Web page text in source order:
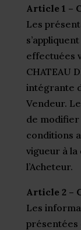
Article 1 –
Les
effectuées
CHATEAU
intégrante
Vendeur.
de modifier
conditions
vigueur à
l’Acheteur.
Article 2 –
Les
présentées